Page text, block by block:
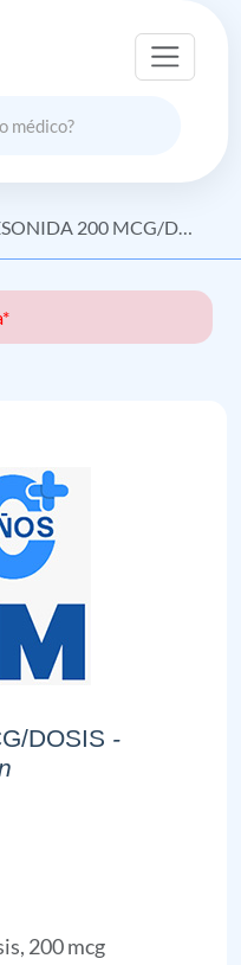
200 MCG/DOSIS
DOSIS -
200 mcg